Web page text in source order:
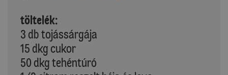
töltelék:
3 db tojássárgája
15 dkg cukor
50 dkg tehéntúró